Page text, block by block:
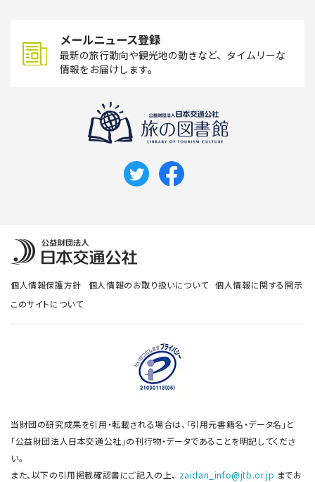
メールニュース登録
最新の旅行動向や観光地の動きなど、タイムリーな
情報をお届けします。
個人情報保護方針 個人情報のお取り扱いについて
個人情報に関する開示
このサイトについて
当財団の研究成果を引用・転載される場合は、「引用元書籍名・データ名」と
「公益財団法人日本交通公社」の刊行物・データであることを明記してくださ
い。
また、以下の引用掲載確認書にご記入の上、 zaidan_info@jtb.or.jp までお